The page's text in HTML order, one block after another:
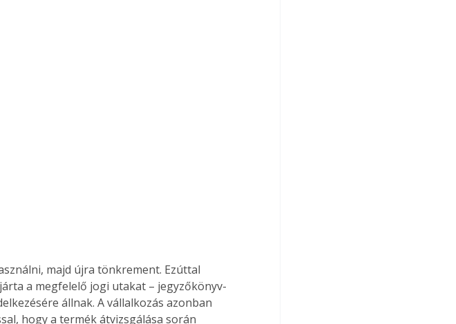
majd újra tönkrement. Ezúttal
a megfelelő jogi utakat – jegyzőkönyv-
állnak. A vállalkozás azonban
hogy a termék átvizsgálása során